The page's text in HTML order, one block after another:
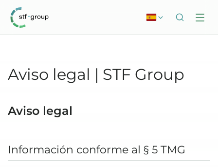
Aviso legal | STF Group
Aviso legal
Información conforme al § 5 TMG